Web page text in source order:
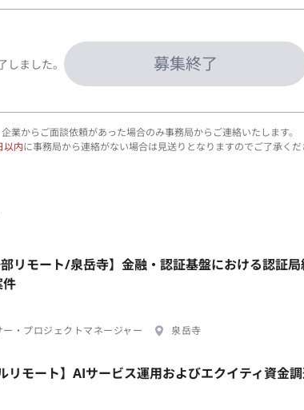
しました。 募集終了
業からご面談依頼があった場合のみ事務局からご連絡いたします。
以内に事務局から連絡がない場合は見送りとなりますのでご了承くだ
リモート/泉岳寺】金融・認証基盤における認証
件
・プロジェクトマネージャー
泉岳寺
リモート】AIサービス運用およびエクイティ資金